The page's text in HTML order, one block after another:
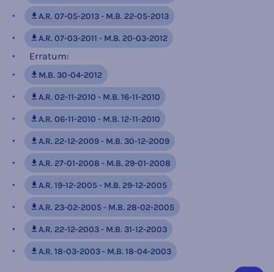
A.R. 07-05-2013 - M.B. 22-05-2013
A.R. 07-03-2011 - M.B. 20-03-2012
Erratum:
M.B. 30-04-2012
A.R. 02-11-2010 - M.B. 16-11-2010
A.R. 06-11-2010 - M.B. 12-11-2010
A.R. 22-12-2009 - M.B. 30-12-2009
A.R. 27-01-2008 - M.B. 29-01-2008
A.R. 19-12-2005 - M.B. 29-12-2005
A.R. 23-02-2005 - M.B. 28-02-2005
A.R. 22-12-2003 - M.B. 31-12-2003
A.R. 18-03-2003 - M.B. 18-04-2003